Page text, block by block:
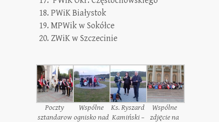
PWiK Białystok
MPWik w Sokółce
ZWiK w Szczecinie
Poczty
sztandarow
Wspólne
ognisko nad
Ks. Ryszard
Kamiński –
Wspólne
zdjęcie na